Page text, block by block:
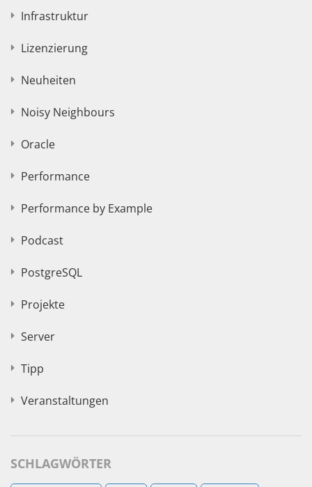
Infrastruktur
Lizenzierung
Neuheiten
Noisy Neighbours
Oracle
Performance
Performance by Example
Podcast
PostgreSQL
Projekte
Server
Tipp
Veranstaltungen
SCHLAGWÖRTER